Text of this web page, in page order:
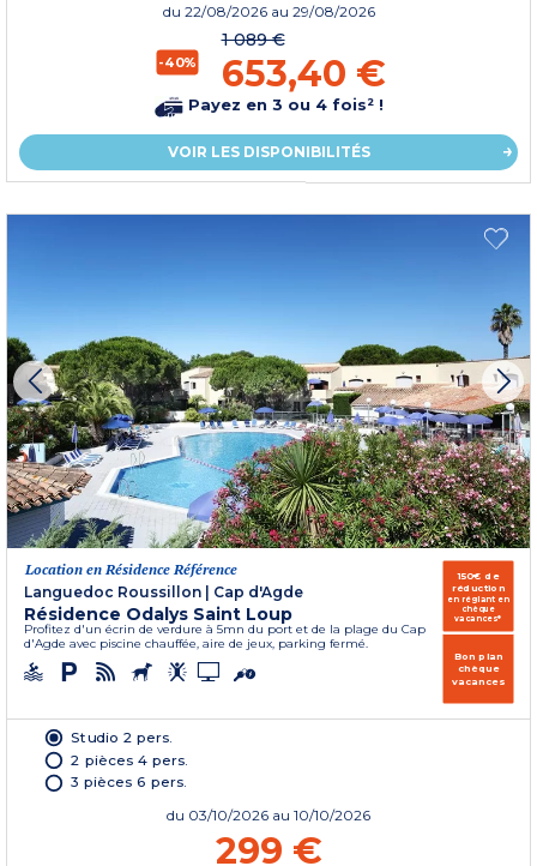
du 22/08/2026 au 29/08/2026
-40%
1 089 €
653,40 €
Payez en 3 ou 4 fois² !
VOIR LES DISPONIBILITÉS
Location en Résidence Référence
Languedoc Roussillon | Cap d'Agde
Résidence Odalys Saint Loup
Profitez d'un écrin de verdure à 5mn du port et de la plage du Cap
d'Agde avec piscine chauffée, aire de jeux, parking fermé.
150€ de
réduction
en réglant en
chèque
vacances*
Bon plan
chèque
vacances
Studio 2 pers.
2 pièces 4 pers.
3 pièces 6 pers.
du 03/10/2026 au 10/10/2026
299 €